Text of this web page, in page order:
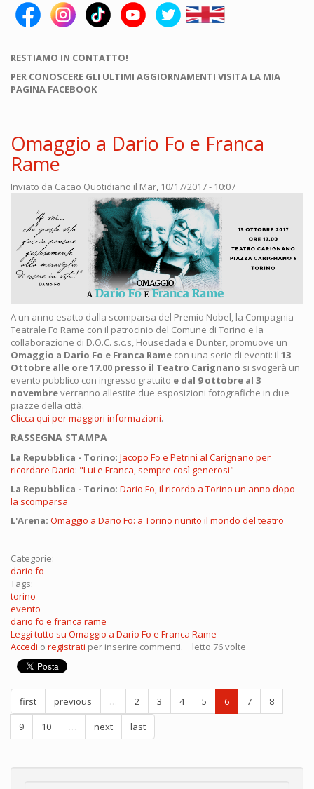
RESTIAMO IN CONTATTO!
PER CONOSCERE GLI ULTIMI AGGIORNAMENTI VISITA LA MIA
PAGINA FACEBOOK
Omaggio a Dario Fo e Franca
Rame
Inviato da Cacao Quotidiano il Mar, 10/17/2017 - 10:07
A un anno esatto dalla scomparsa del Premio Nobel, la Compagnia
Teatrale Fo Rame con il patrocinio del Comune di Torino e la
collaborazione di D.O.C. s.c.s, Housedada e Dunter, promuove un
Omaggio a Dario Fo e Franca Rame con una serie di eventi: il 13
Ottobre alle ore 17.00 presso il Teatro Carignano si svogerà un
evento pubblico con ingresso gratuito e dal 9 ottobre al 3
novembreverranno allestite due esposizioni fotografiche in due
piazze della città.
Clicca qui per maggiori informazioni.
RASSEGNA STAMPA
La Repubblica - Torino: Jacopo Fo e Petrini al Carignano per
ricordare Dario: "Lui e Franca, sempre così generosi"
La Repubblica - Torino: Dario Fo, il ricordo a Torino un anno dopo
la scomparsa
L'Arena: Omaggio a Dario Fo: a Torino riunito il mondo del teatro
Categorie:
dario fo
Tags:
torino
evento
dario fo e franca rame
Leggi tutto su Omaggio a Dario Fo e Franca Rame
Accedi o registrati per inserire commenti. letto 76 volte
first previous 2 3 4 5 6 7
8
9
10 next last